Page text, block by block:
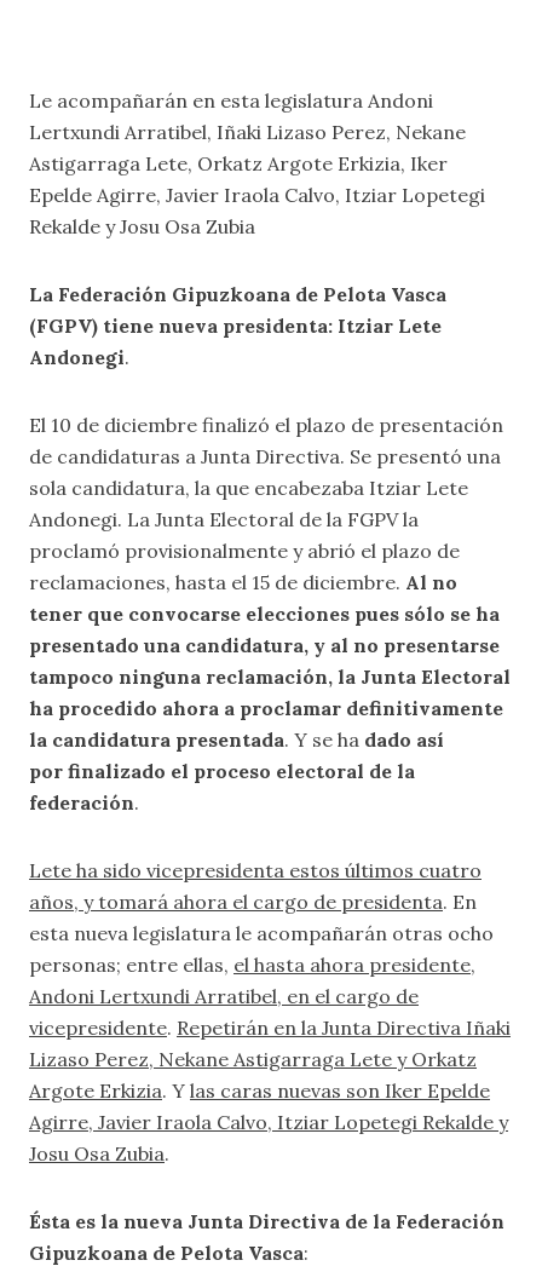
Le acompañarán en esta legislatura Andoni
Lertxundi Arratibel, Iñaki Lizaso Perez, Nekane
Astigarraga Lete, Orkatz Argote Erkizia, Iker
Epelde Agirre, Javier Iraola Calvo, Itziar Lopetegi
Rekalde y Josu Osa Zubia
La Federación Gipuzkoana de Pelota Vasca
(FGPV) tiene nueva presidenta: Itziar Lete
Andonegi.
El 10 de diciembre finalizó el plazo de presentación
de candidaturas a Junta Directiva. Se presentó una
sola candidatura, la que encabezaba Itziar Lete
Andonegi. La Junta Electoral de la FGPV la
proclamó provisionalmente y abrió el plazo de
reclamaciones, hasta el 15 de diciembre. Al no
tener que convocarse elecciones pues sólo se ha
presentado una candidatura, y al no presentarse
tampoco ninguna reclamación, la Junta Electoral
ha procedido ahora a proclamar definitivamente
la candidatura presentada. Y se ha dado así
por finalizado el proceso electoral de la
federación.
Lete ha sido vicepresidenta estos últimos cuatro
años, y tomará ahora el cargo de presidenta. En
esta nueva legislatura le acompañarán otras ocho
personas; entre ellas, el hasta ahora presidente,
Andoni Lertxundi Arratibel, en el cargo de
vicepresidente. Repetirán en la Junta Directiva Iñaki
Lizaso Perez, Nekane Astigarraga Lete y Orkatz
Argote Erkizia. Y las caras nuevas son Iker Epelde
Agirre, Javier Iraola Calvo, Itziar Lopetegi Rekalde y
Josu Osa Zubia.
Ésta es la nueva Junta Directiva de la Federación
Gipuzkoana de Pelota Vasca: